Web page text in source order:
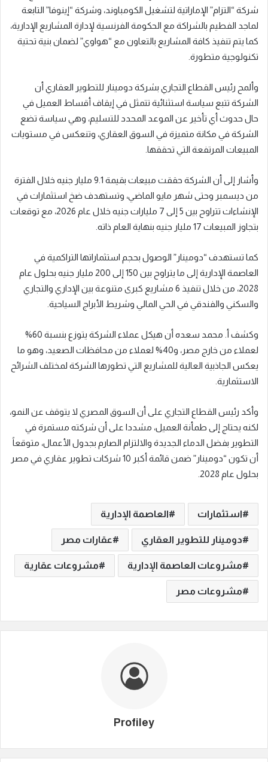
شركة “التزام” الإماراتية لتشغيل الكومباوند، وشركة “إينوفا” التابعة
لماجد الفطيم بالشراكة مع الحكومة الفرنسية لإدارة المشاريع الإدارية،
كما يتم تنفيذ كافة المشاريع بالتعاون مع “هواوي” لضمان بنية تحتية
تكنولوجية متطورة.
وألمح رئيس القطاع التجاري بشركة دومينار للتطوير العقاري أن
الشركة تتبع سياسة استثنائية تتمثل في إيقاف أقساط العميل في
حال حدوث أي تأخير عن الموعد المحدد للتسليم، وهي سياسة تضع
الشركة في مكانة متميزة في السوق العقاري، وتنعكس في مستويات
المبيعات المرتفعة التي تحققها.
وأشار إلى أن الشركة حققت مبيعات بقيمة 9.1 مليار جنيه خلال الفترة
من ديسمبر وحتى شهر مايو الماضي، وتستهدف ضخ استثمارات في
الإنشاءات تتراوح بين 5 إلى 7 مليارات جنيه خلال عام 2026، مع توقعات
بتجاوز المبيعات 17 مليار جنيه بنهاية العام ذاته.
كما تستهدف “دومينار” الوصول بحجم استثماراتها التراكمية في
العاصمة الإدارية إلى ما يتراوح بين 150 إلى 200 مليار جنيه بحلول عام
2028، من خلال تنفيذ 6 مشاريع كبرى متنوعة بين الإداري والتجاري
والسكني والفندقي في الحي المالي وشريط الأبراج السياحية.
وكشف أ. محمد سعده أن هيكل عملاء الشركة يتوزع بنسبة 60%
لعملاء من خارج مصر، و40% لعملاء من محافظات الصعيد، وهو ما
يعكس الجاذبية العالية للمشاريع التي تطورها الشركة لمختلف الشرائح
الاستثمارية.
وأكد رئيس القطاع التجاري على أن السوق المصري لا يتوقف عن النمو،
لكنه يحتاج إلى طمأنة العميل، مشددا على أن شركته مستمرة في
التطوير بفضل الدماء الجديدة والالتزام الصارم بجدول الأعمال، متوقعاً
أن تكون “دومينار” ضمن قائمة أكبر 10 شركات تطوير عقاري في مصر
بحلول عام 2028.
استثمارات العاصمة الإدارية
دومينار للتطوير العقاري عقارات مصر
مشروعات العاصمة الإدارية مشروعات عقارية
مشروعات مصر
Profiley